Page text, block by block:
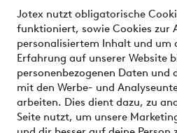
Jotex nutzt obligatorische
funktioniert, sowie Cookies zur
personalisiertem Inhalt und um
Erfahrung auf unserer Website
personenbezogenen Daten und
mit den Werbe- und
arbeiten. Dies dient dazu, zu
Seite nutzt, um unsere
Visit
Sichere Zahlungen - Jetzt
Möchtest du mehr